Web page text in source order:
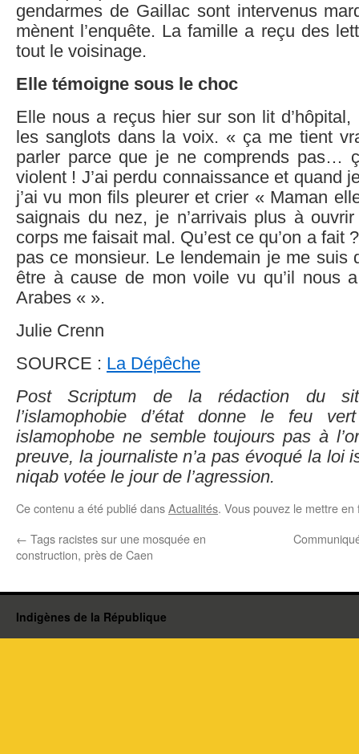
gendarmes de Gaillac sont intervenus
mènent l’enquête. La famille a reçu des
tout le voisinage.
Elle témoigne sous le choc
Elle nous a reçus hier sur son lit
les sanglots dans la voix. « ça me tient
parler parce que je ne comprends pas…
violent ! J’ai perdu connaissance et quand
j’ai vu mon fils pleurer et crier « Maman
saignais du nez, je n’arrivais plus à
corps me faisait mal. Qu’est ce qu’on a fait
pas ce monsieur. Le lendemain je me suis
être à cause de mon voile vu qu’il nous
Arabes « ».
Julie Crenn
SOURCE : La Dépêche
Post Scriptum de la rédaction du
l’islamophobie d’état donne le feu
islamophobe ne semble toujours pas à
preuve, la journaliste n’a pas évoqué la loi
niqab votée le jour de l’agression.
Ce contenu a été publié dansActualités. Vous pouvez le mettre
← Tags racistes sur une mosquée en
construction, près de Caen
Indigènes de la République